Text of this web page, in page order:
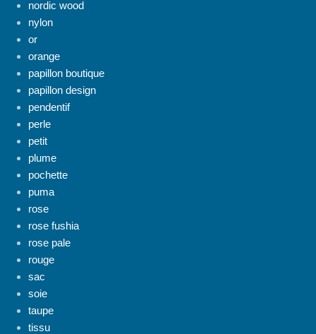
nordic wood
nylon
or
orange
papillon boutique
papillon design
pendentif
perle
petit
plume
pochette
puma
rose
rose fushia
rose pale
rouge
sac
soie
taupe
tissu